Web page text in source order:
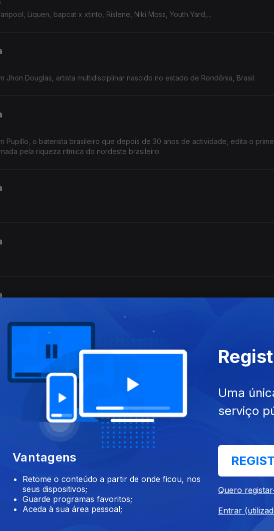
Liquen, bapcat x xtinto, Rislene, Niki Moss, Youth Yard,...
Jhon Douglas, artista multidisciplinar nascido no estado de Rondônia, Brasil.
Pupillo, o baterista brasileiro que depois de 30 anos de actividade, edita o
fascinante jornada pela riqueza ritmica do nordeste brasileiro.
Vantagens
Retome o conteúdo a partir de onde ficou, nos
seus dispositivos;
Guarde programas favoritos;
Aceda à sua área pessoal;
Uma
serviço
Quero
Entrar